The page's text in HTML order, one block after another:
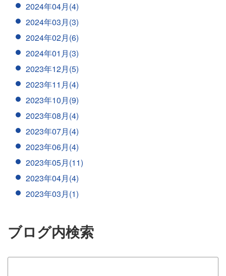
2024年04月(4)
2024年03月(3)
2024年02月(6)
2024年01月(3)
2023年12月(5)
2023年11月(4)
2023年10月(9)
2023年08月(4)
2023年07月(4)
2023年06月(4)
2023年05月(11)
2023年04月(4)
2023年03月(1)
ブログ内検索